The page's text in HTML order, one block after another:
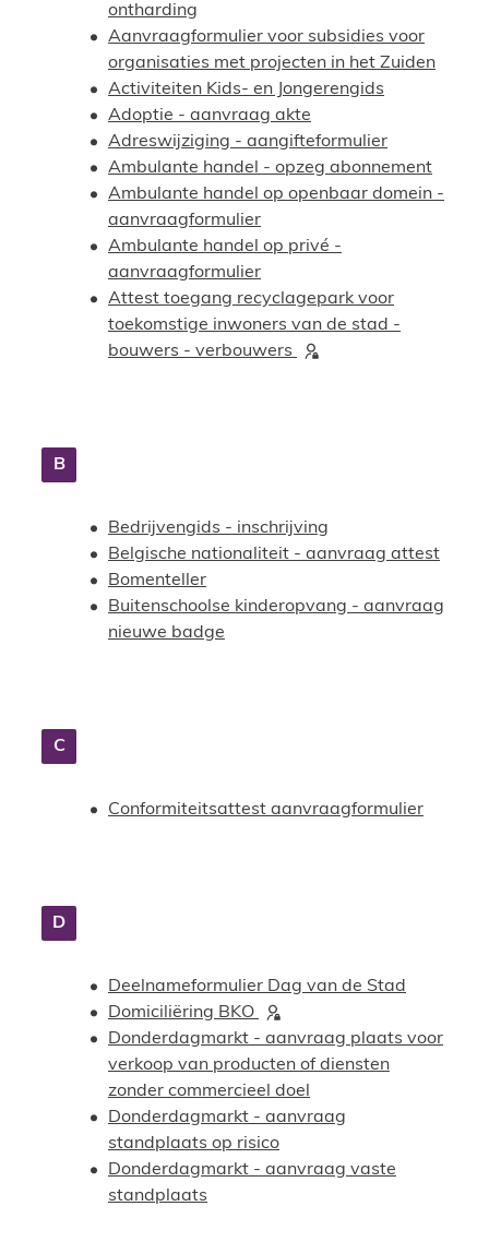
ontharding
Aanvraagformulier voor subsidies voor
organisaties met projecten in het Zuiden
Activiteiten Kids- en Jongerengids
Adoptie - aanvraag akte
Adreswijziging - aangifteformulier
Ambulante handel - opzeg abonnement
Ambulante handel op openbaar domein -
aanvraagformulier
Ambulante handel op privé -
aanvraagformulier
Attest toegang recyclagepark voor
toekomstige inwoners van de stad -
bouwers - verbouwers
B
Bedrijvengids - inschrijving
Belgische nationaliteit - aanvraag attest
Bomenteller
Buitenschoolse kinderopvang - aanvraag
nieuwe badge
C
Conformiteitsattest aanvraagformulier
D
Deelnameformulier Dag van de Stad
Domiciliëring BKO
Donderdagmarkt - aanvraag plaats voor
verkoop van producten of diensten
zonder commercieel doel
Donderdagmarkt - aanvraag
standplaats op risico
Donderdagmarkt - aanvraag vaste
standplaats